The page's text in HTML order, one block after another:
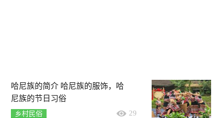
哈尼族的简介 哈尼族的服饰，哈
尼族的节日习俗
乡村民俗 29